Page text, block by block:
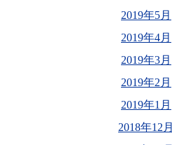
2019年5月
2019年4月
2019年3月
2019年2月
2019年1月
2018年12月